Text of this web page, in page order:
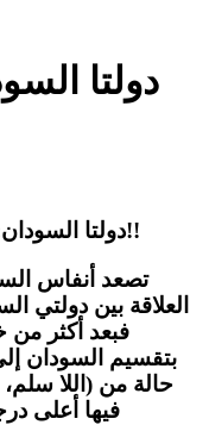
دولتا
دولتا السودان: اتفاق نهائي ..أم إشكالات مُرحَّلة؟!!
تصعد أنفاس
العلاقة بين دولتي
فبعد أكثر
بتقسيم السودان
حالة من (اللا
فيها أعلى